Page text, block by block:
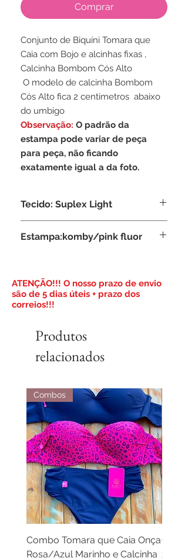
Comprar
Conjunto de Biquíni Tomara que
Caia com Bojo e alcinhas fixas ,
Calcinha Bombom Cós Alto
O modelo de calcinha Bombom
Cós Alto fica 2 centimetros abaixo
do umbigo
Observação: O padrão da
estampa pode variar de peça
para peça, não ficando
exatamente igual a da foto.
Tecido: Suplex Light
Elastano
Estampa:komby/pink fluor
​ATENÇÃO!!! O nosso prazo de envio
são de 5 dias úteis + prazo dos
correios!!!
Produtos
relacionados
Combos
Combo Tomara que Caia Onça
Rosa/Azul Marinho e Calcinha